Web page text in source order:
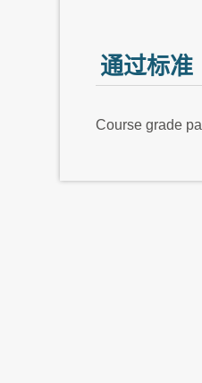
通过标准
Course grade